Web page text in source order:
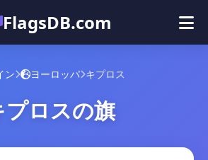
FlagsDB.com
メイン
クイズ
ン ヨーロッパ キプロス
プロスの旗